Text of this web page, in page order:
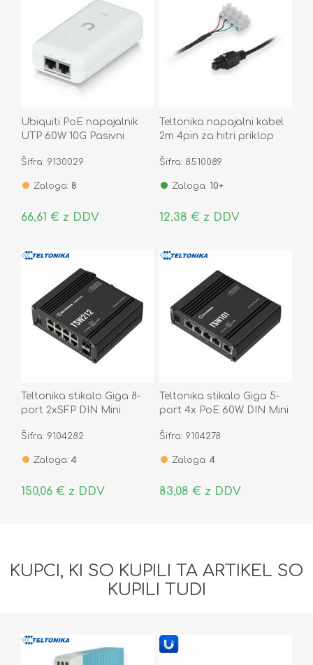
Ubiquiti PoE napajalnik
UTP 60W 10G Pasivni
Šifra: 9130029
Zaloga: 8
66,61 € z DDV
Teltonika napajalni kabel
2m 4pin za hitri priklop
Šifra: 8510089
Zaloga: 10+
12,38 € z DDV
Teltonika stikalo Giga 8-
port 2xSFP DIN Mini
Šifra: 9104282
Zaloga: 4
150,06 € z DDV
Teltonika stikalo Giga 5-
port 4x PoE 60W DIN Mini
Šifra: 9104278
Zaloga: 4
83,08 € z DDV
KUPCI, KI SO KUPILI TA ARTIKEL SO
KUPILI TUDI